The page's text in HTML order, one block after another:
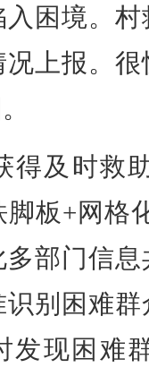
困境。
况上报。
得及时救
脚板+网格
部门信
别困难
发现困难